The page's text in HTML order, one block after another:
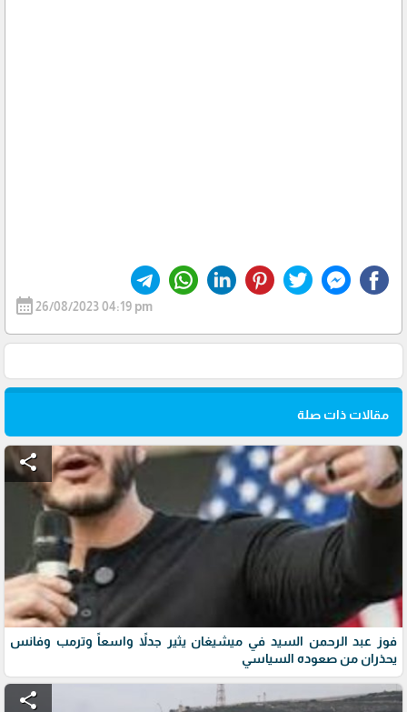
calendar_month26/08/2023 04:19 pm
مقالات ذات صلة
share
فوز عبد الرحمن السيد في ميشيغان يثير جدلاً واسعاً وترمب وفانس
يحذران من صعوده السياسي
share